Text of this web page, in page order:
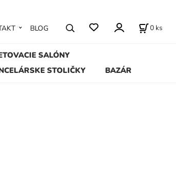
SALÓNY
STOLIČKY BAZÁR
BLOG 0 ks